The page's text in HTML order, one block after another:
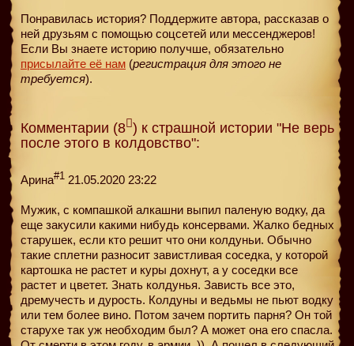
Понравилась история? Поддержите автора, рассказав о
ней друзьям с помощью соцсетей или мессенджеров!
Если Вы знаете историю получше, обязательно
присылайте её нам (регистрация для этого не
требуется).
Комментарии (8 ) к страшной истории "Не верь
после этого в колдовство":
Арина#1 21.05.2020 23:22
Мужик, с компашкой алкашни выпил паленую водку, да
еще закусили какими нибудь консервами. Жалко бедных
старушек, если кто решит что они колдуньи. Обычно
такие сплетни разносит завистливая соседка, у которой
картошка не растет и куры дохнут, а у соседки все
растет и цветет. Знать колдунья. Зависть все это,
дремучесть и дурость. Колдуны и ведьмы не пьют водку
или тем более вино. Потом зачем портить парня? Он той
старухе так уж необходим был? А может она его спасла.